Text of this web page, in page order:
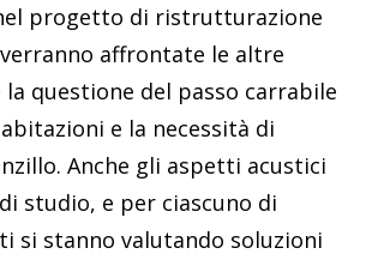
progetto di ristrutturazione
affrontate le altre
questione del passo carrabile
e la necessità di
Anche gli aspetti acustici
studio, e per ciascuno di
si stanno valutando soluzioni